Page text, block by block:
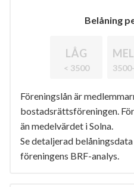
Belåning
LÅG
< 3500
Föreningslån är
bostadsrättsföreningen.
än medelvärdet i Solna.
Se detaljerad
föreningens BRF-analys.